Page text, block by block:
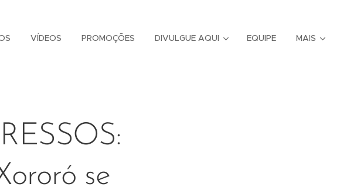
VÍDEOS PROMOÇÕES DIVULGUE AQUI EQUIPE MAIS
se